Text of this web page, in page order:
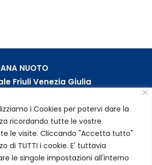
i Cookies per potervi dare la
ricordando tutte le vostre
le visite. Cliccando "Accetta tutto"
di TUTTI i cookie. E' tuttavia
le singole impostazioni all'interno
NUOTO
Friuli Venezia Giulia
– Rif. Amm. TC025